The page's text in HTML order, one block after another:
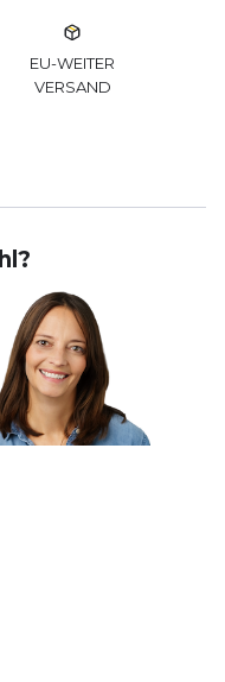
EU-WEITER
VERSAND